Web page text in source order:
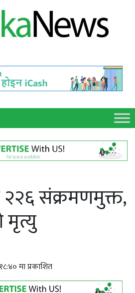
संक्रमणमुक्त,
मृत्यु
मा प्रकाशित